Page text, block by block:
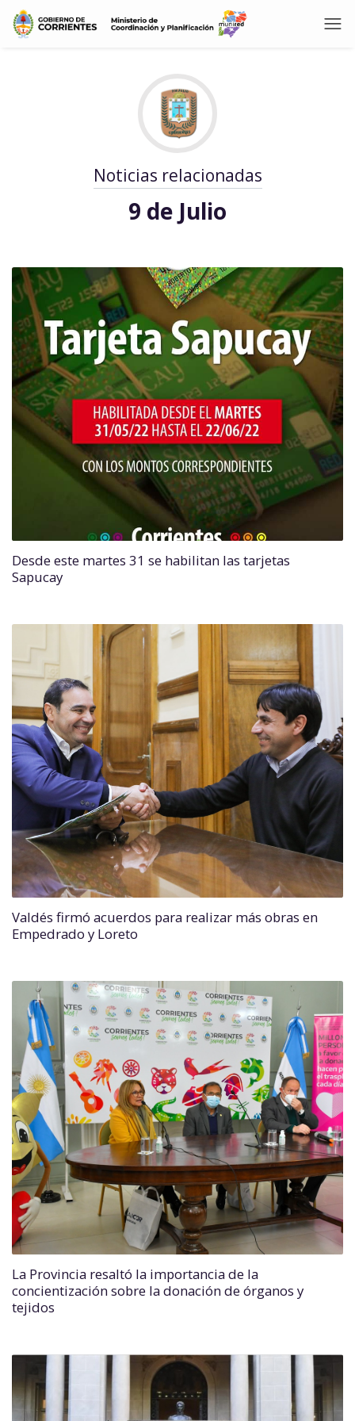
Noticias relacionadas
9 de Julio
Desde este martes 31 se habilitan las tarjetas
Sapucay
Valdés firmó acuerdos para realizar más obras en
Empedrado y Loreto
La Provincia resaltó la importancia de la
concientización sobre la donación de órganos y
tejidos